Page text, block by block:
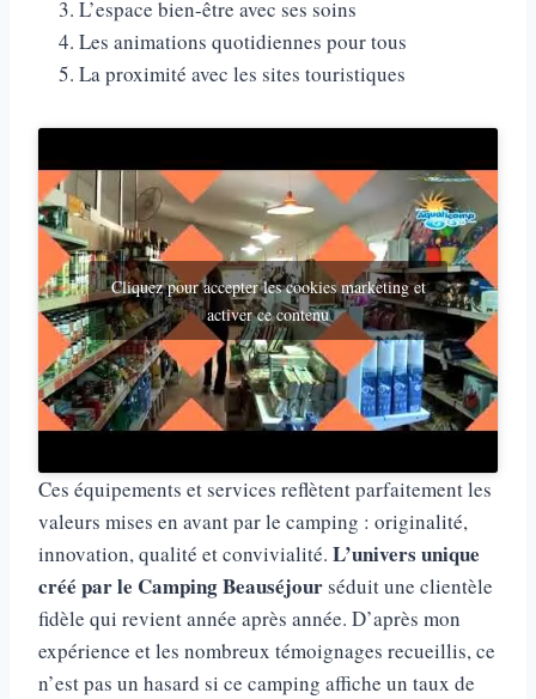
L’espace bien-être avec ses soins
Les animations quotidiennes pour tous
La proximité avec les sites touristiques
Cliquez pour accepter les cookies marketing et
activer ce contenu
Ces équipements et services reflètent parfaitement les
valeurs mises en avant par le camping : originalité,
innovation, qualité et convivialité. L’univers unique
créé par le Camping Beauséjourséduit une clientèle
fidèle qui revient année après année. D’après mon
expérience et les nombreux témoignages recueillis, ce
n’est pas un hasard si ce camping affiche un taux de